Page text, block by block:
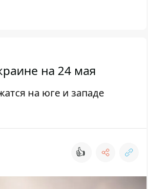
на 24 мая
на юге и западе
👍